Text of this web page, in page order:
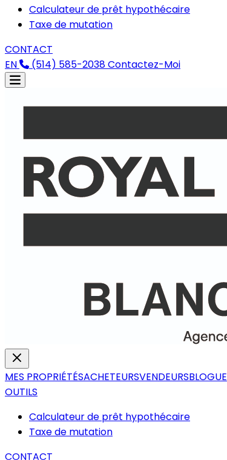
Calculateur de prêt hypothécaire
Taxe de mutation
CONTACT
EN
(514) 585-2038Contactez-Moi
MES PROPRIÉTÉSACHETEURSVENDEURSBLOGUE
OUTILS
Calculateur de prêt hypothécaire
Taxe de mutation
CONTACT